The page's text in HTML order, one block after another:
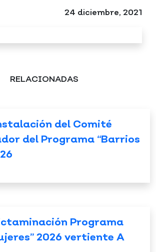
24 diciembre, 2021
RELACIONADAS
del Comité
del Programa “Barrios
Programa
2026 vertiente A